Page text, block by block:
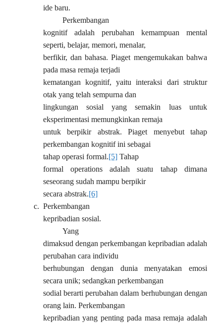
ide baru.
Perkembangan
kognitif adalah perubahan kemampuan mental
seperti, belajar, memori, menalar,
berfikir, dan bahasa. Piaget mengemukakan bahwa
pada masa remaja terjadi
kematangan kognitif, yaitu interaksi dari struktur
otak yang telah sempurna dan
lingkungan sosial yang semakin luas untuk
eksperimentasi memungkinkan remaja
untuk berpikir abstrak. Piaget menyebut tahap
perkembangan kognitif ini sebagai
tahap operasi formal.[5]Tahap
formal operations adalah suatu tahap dimana
seseorang sudah mampu berpikir
secara abstrak.[6]
c. Perkembangan
kepribadian sosial.
Yang
dimaksud dengan perkembangan kepribadian adalah
perubahan cara individu
berhubungan dengan dunia menyatakan emosi
secara unik; sedangkan perkembangan
sodial berarti perubahan dalam berhubungan dengan
orang lain. Perkembangan
kepribadian yang penting pada masa remaja adalah